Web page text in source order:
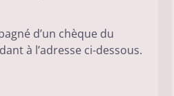
d’un chèque du
à l’adresse ci-dessous.